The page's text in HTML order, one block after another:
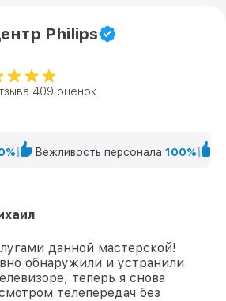
Philips
подсветки
Philips
409 оценок
Вежливость персонала 100%
данной мастерской!
обнаружили и устранили
теперь я снова
телепередач без